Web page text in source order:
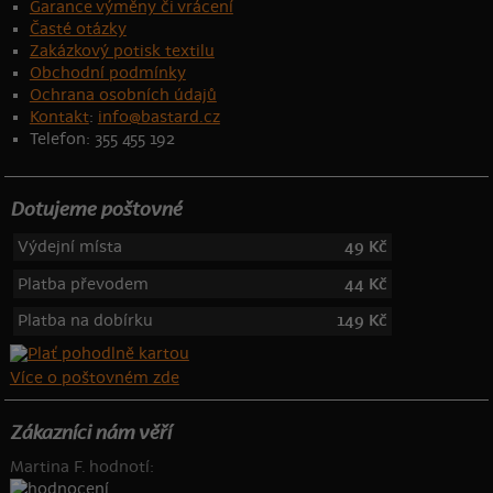
Garance výměny či vrácení
Časté otázky
Zakázkový potisk textilu
Obchodní podmínky
Ochrana osobních údajů
Kontakt: info@bastard.cz
Telefon: 355 455 192
Dotujeme poštovné
Výdejní místa
49 Kč
Platba převodem
44 Kč
Platba na dobírku
149 Kč
Více o poštovném zde
Zákazníci nám věří
Martina F. hodnotí: